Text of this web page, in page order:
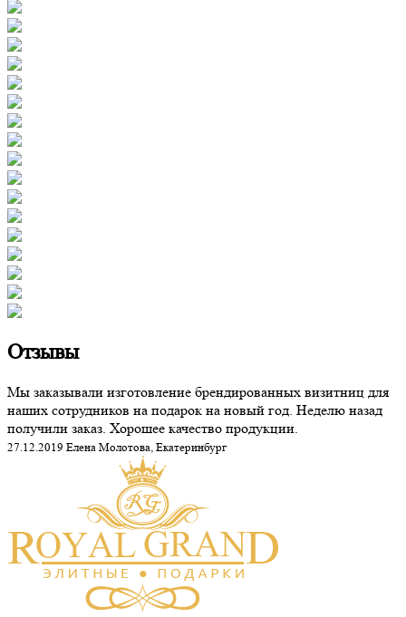
Отзывы
Мы заказывали изготовление брендированных визитниц для
наших сотрудников на подарок на новый год. Неделю назад
получили заказ. Хорошее качество продукции.
27.12.2019 Елена Молотова, Екатеринбург